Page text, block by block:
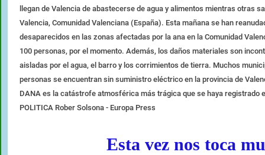
llegan de Valencia de abastecerse de agua y alimentos mientras otras
Valencia, Comunidad Valenciana (España). Esta mañana se han
desaparecidos en las zonas afectadas por la ana en la Comunidad
100 personas, por el momento. Además, los daños materiales son
aisladas por el agua, el barro y los corrimientos de tierra. Muchos
personas se encuentran sin suministro eléctrico en la provincia de
DANA es la catástrofe atmosférica más trágica que se haya registrado
POLITICA Rober Solsona - Europa Press
Esta vez nos toca